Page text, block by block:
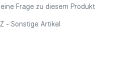
Frage zu diesem Produkt
Z - Sonstige Artikel